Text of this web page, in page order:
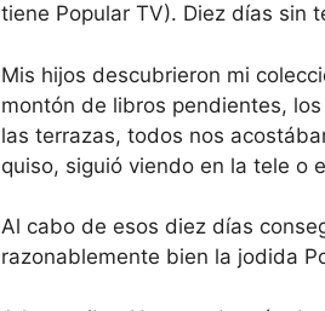
tiene Popular TV). Diez días sin
Mis hijos descubrieron mi
montón de libros pendientes,
las terrazas, todos nos
quiso, siguió viendo en la tele o
Al cabo de esos diez días
razonablemente bien la jodida